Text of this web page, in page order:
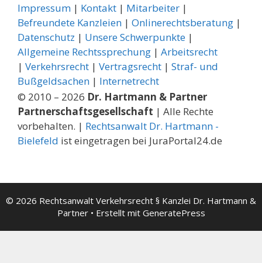
Impressum | Kontakt | Mitarbeiter |
Befreundete Kanzleien | Onlinerechtsberatung |
Datenschutz | Unsere Schwerpunkte |
Allgemeine Rechtssprechung | ­ Arbeitsrecht
| Verkehrsrecht | Vertragsrecht | Straf- und
Bußgeldsachen | Internetrecht
© 2010 – 2026 Dr. Hartmann & Partner
Partnerschaftsgesellschaft | Alle Rechte
vorbehalten. | Rechtsanwalt Dr. Hartmann -
Bielefeld ist eingetragen bei JuraPortal24.de
© 2026 Rechtsanwalt Verkehrsrecht § Kanzlei Dr. Hartmann &
Partner• Erstellt mit GeneratePress